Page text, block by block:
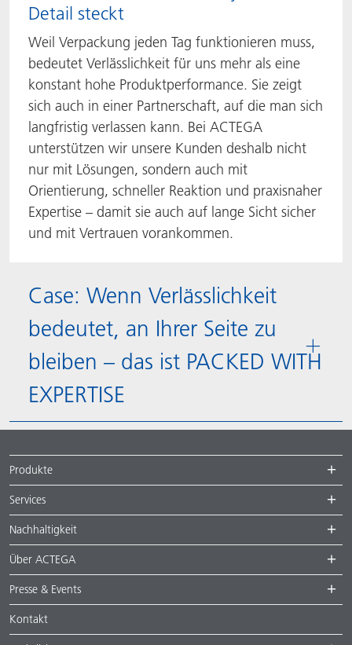
Detail steckt
Weil Verpackung jeden Tag funktionieren muss,
bedeutet Verlässlichkeit für uns mehr als eine
konstant hohe Produktperformance. Sie zeigt
sich auch in einer Partnerschaft, auf die man sich
langfristig verlassen kann. Bei ACTEGA
unterstützen wir unsere Kunden deshalb nicht
nur mit Lösungen, sondern auch mit
Orientierung, schneller Reaktion und praxisnaher
Expertise – damit sie auch auf lange Sicht sicher
und mit Vertrauen vorankommen.
Case: Wenn Verlässlichkeit
bedeutet, an Ihrer Seite zu
bleiben – das ist PACKED WITH
EXPERTISE
Produkte
Services
Nachhaltigkeit
Über ACTEGA
Presse & Events
Kontakt